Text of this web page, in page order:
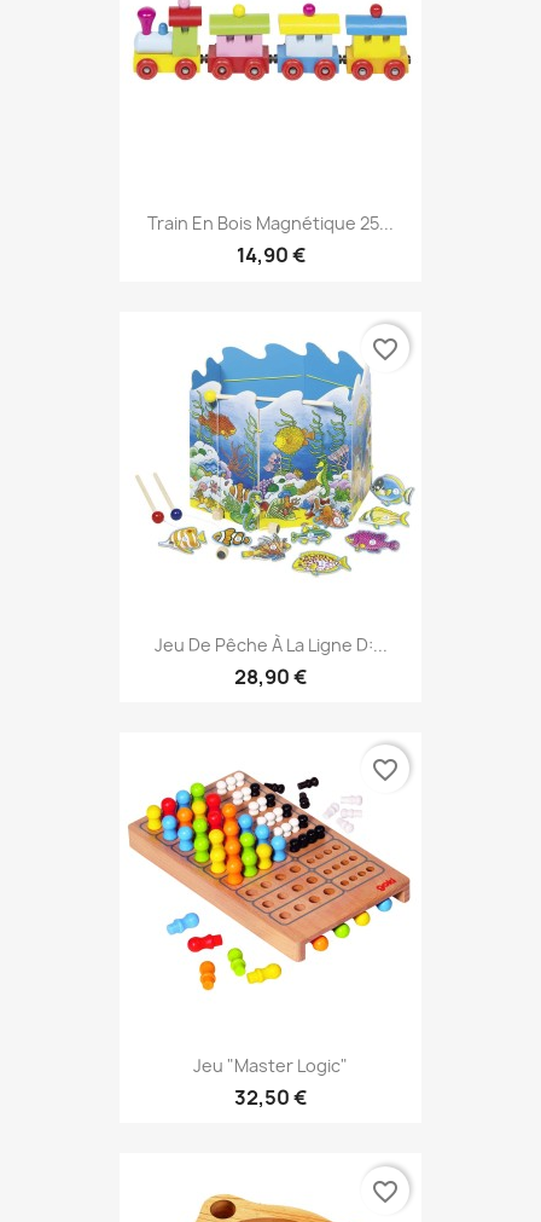
Train En Bois Magnétique 25...
14,90 €
Jeu De Pêche À La Ligne D:...
28,90 €
favorite_border
Jeu "Master Logic"
32,50 €
favorite_border
favorite_border